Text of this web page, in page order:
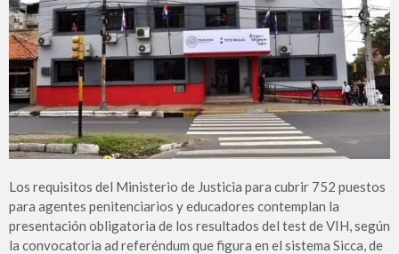
Los requisitos del Ministerio de Justicia para cubrir 752 puestos
para agentes penitenciarios y educadores contemplan la
presentación obligatoria de los resultados del test de VIH, según
la convocatoria ad referéndum que figura en el sistema Sicca, de